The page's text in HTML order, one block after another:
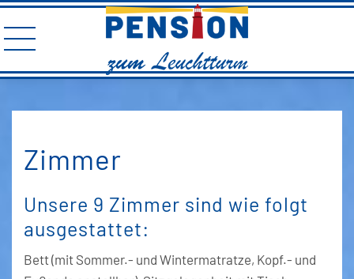
Zimmer
Unsere 9 Zimmer sind wie folgt
ausgestattet:
Bett (mit Sommer.- und Wintermatratze, Kopf.- und